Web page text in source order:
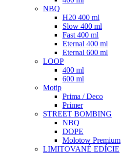
NBQ
H20 400 ml
Slow 400 ml
Fast 400 ml
Eternal 400 ml
Eternal 600 ml
LOOP
400 ml
600 ml
Motip
Prima / Deco
Primer
STREET BOMBING
NBQ
DOPE
Molotow Premium
LIMITOVANÉ EDÍCIE